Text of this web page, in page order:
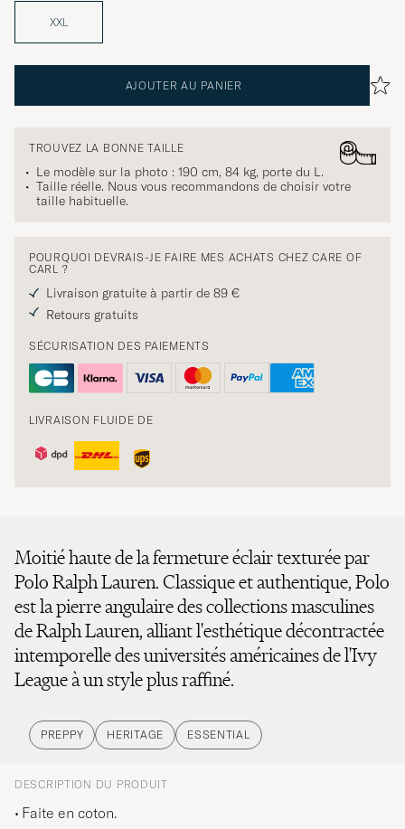
XXL
AJOUTER AU PANIER
TROUVEZ LA BONNE TAILLE
Le modèle sur la photo : 190 cm, 84 kg, porte du L.
Taille réelle. Nous vous recommandons de choisir votre
taille habituelle.
POURQUOI DEVRAIS-JE FAIRE MES ACHATS CHEZ CARE OF
CARL ?
Livraison gratuite à partir de 89 €
Retours gratuits
SÉCURISATION DES PAIEMENTS
LIVRAISON FLUIDE DE
Moitié haute de la fermeture éclair texturée par
Polo Ralph Lauren. Classique et authentique, Polo
est la pierre angulaire des collections masculines
de Ralph Lauren, alliant l'esthétique décontractée
intemporelle des universités américaines de l'Ivy
League à un style plus raffiné.
PREPPY HERITAGE ESSENTIAL
DESCRIPTION DU PRODUIT
Faite en coton.